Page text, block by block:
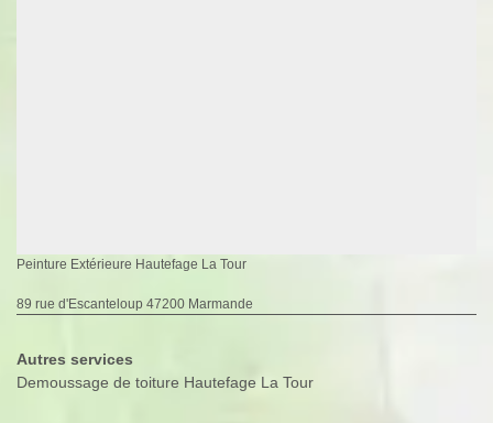
Peinture Extérieure Hautefage La Tour
89 rue d'Escanteloup 47200 Marmande
Autres services
Demoussage de toiture Hautefage La Tour